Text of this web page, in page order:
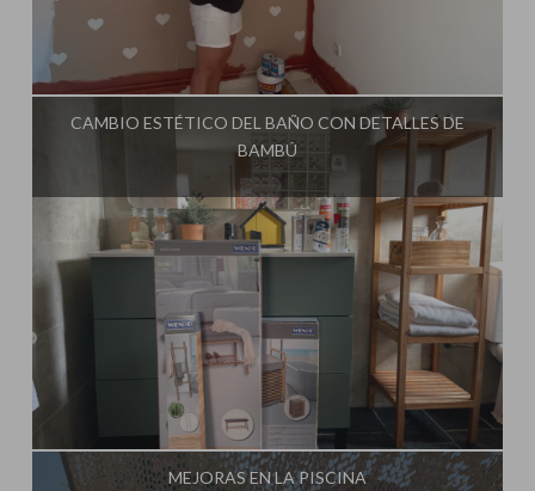
Influencer:Steffido
CAMBIO ESTÉTICO DEL BAÑO CON DETALLES DE
BAMBÚ
Influencer: Steffido
MEJORAS EN LA PISCINA